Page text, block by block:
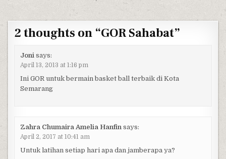
2 thoughts on “GOR Sahabat”
Joni says:
April 13, 2013 at 1:16 pm
Ini GOR untuk bermain basket ball terbaik di Kota
Semarang
Zahra Chumaira Amelia Hanfin says:
April 2, 2017 at 10:41 am
Untuk latihan setiap hari apa dan jamberapa ya?